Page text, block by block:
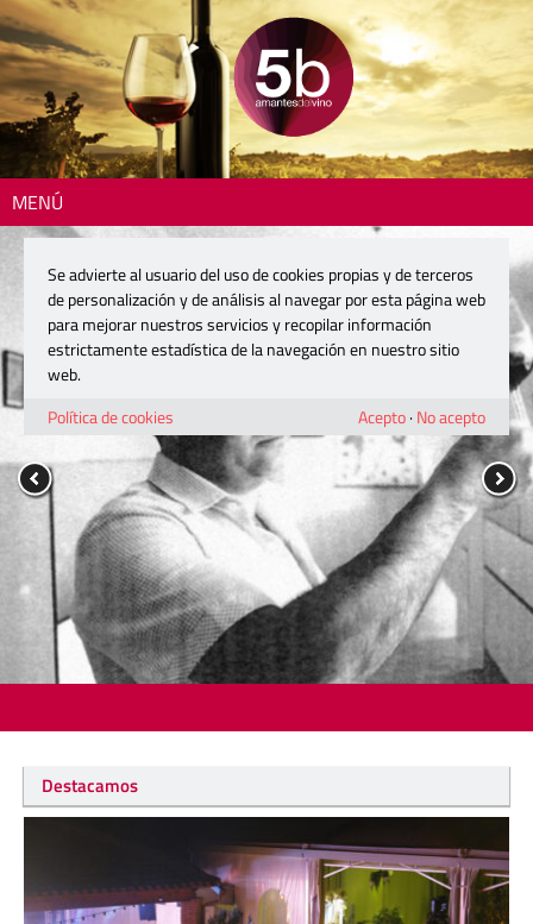
MENÚ
Destacamos
Se advierte al usuario del uso de cookies propias y de terceros
de personalización y de análisis al navegar por esta página web
para mejorar nuestros servicios y recopilar información
estrictamente estadística de la navegación en nuestro sitio
web.
Política de cookies
Acepto· No acepto